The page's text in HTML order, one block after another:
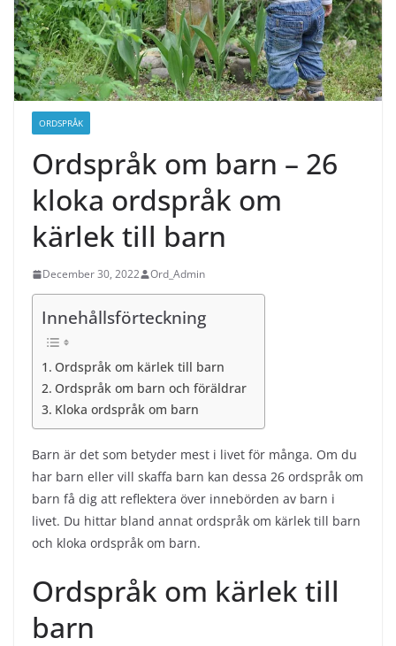
ORDSPRÅK
Ordspråk om barn – 26
kloka ordspråk om
kärlek till barn
December 30, 2022 Ord_Admin
Innehållsförteckning
Ordspråk om kärlek till barn
Ordspråk om barn och föräldrar
Kloka ordspråk om barn
Barn är det som betyder mest i livet för många. Om du
har barn eller vill skaffa barn kan dessa 26 ordspråk om
barn få dig att reflektera över innebörden av barn i
livet. Du hittar bland annat ordspråk om kärlek till barn
och kloka ordspråk om barn.
Ordspråk om kärlek till
barn